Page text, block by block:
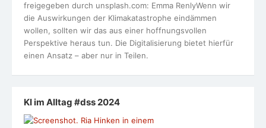
freigegeben durch unsplash.com: Emma RenlyWenn wir
die Auswirkungen der Klimakatastrophe eindämmen
wollen, sollten wir das aus einer hoffnungsvollen
Perspektive heraus tun. Die Digitalisierung bietet hierfür
einen Ansatz – aber nur in Teilen.
KI im Alltag #dss 2024